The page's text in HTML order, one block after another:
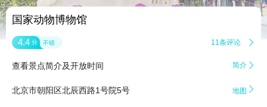
国家动物博物馆
4.4 分 不错 11条评论 
查看景点简介及开放时间 简介 
北京市朝阳区北辰西路1号院5号 地图 